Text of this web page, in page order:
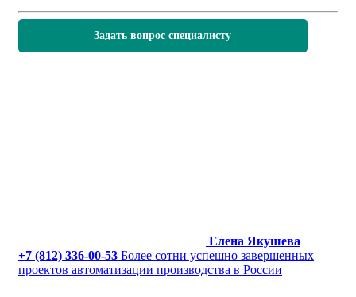
Задать вопрос специалисту
Елена Якушева
+7 (812) 336-00-53 Более сотни успешно завершенных
проектов автоматизации производства в России